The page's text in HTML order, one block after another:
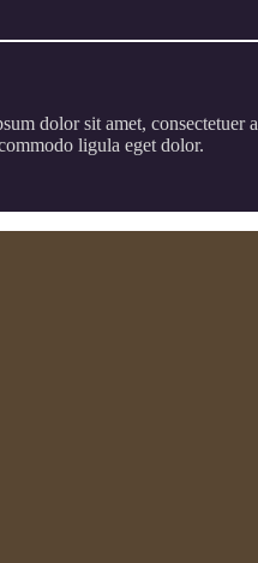
dolor sit amet, consectetuer
ligula eget dolor.